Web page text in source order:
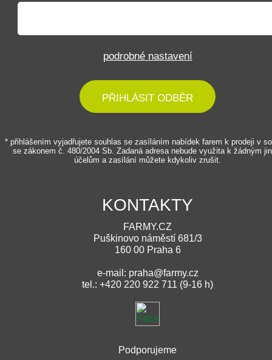
podrobné nastavení
PŘIHLÁSIT ODBĚR
* přihlášením vyjadřujete souhlas se zasíláním nabídek farem k prodeji v
se zákonem č. 480/2004 Sb. Zadaná adresa nebude využita k žádným
účelům a zasílání můžete kdykoliv zrušit.
KONTAKTY
FARMY.CZ
Puškinovo náměstí 681/3
160 00 Praha 6
e-mail: praha@farmy.cz
tel.: +420 220 922 711 (9-16 h)
Podporujeme